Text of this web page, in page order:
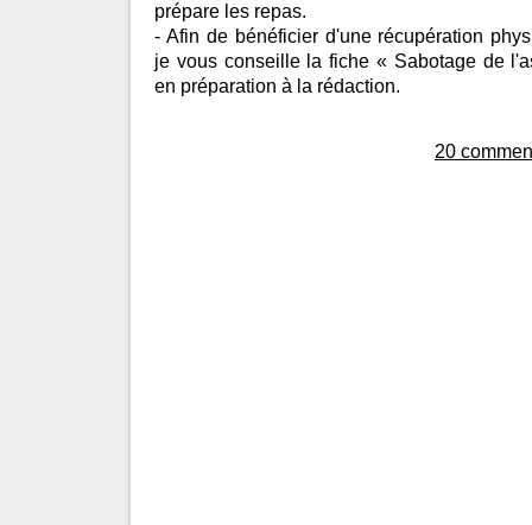
prépare les repas.
- Afin de bénéficier d'une récupération
je vous conseille la fiche « Sabotage de
en préparation à la rédaction.
20